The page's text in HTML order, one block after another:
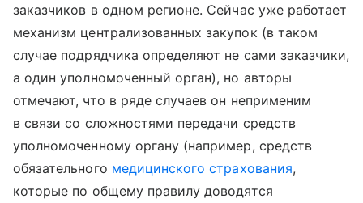
заказчиков в одном регионе. Сейчас уже работает
механизм централизованных закупок (в таком
случае подрядчика определяют не сами заказчики,
а один уполномоченный орган), но авторы
отмечают, что в ряде случаев он неприменим
в связи со сложностями передачи средств
уполномоченному органу (например, средств
обязательного медицинского страхования,
которые по общему правилу доводятся